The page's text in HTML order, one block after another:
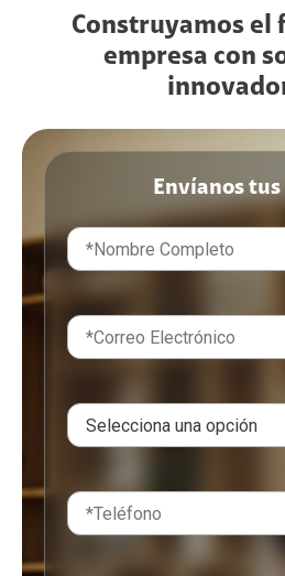
Construyamos el
empresa con
Envíanos